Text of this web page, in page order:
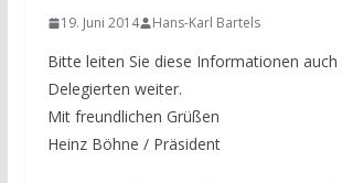
19. Juni 2014 Hans-Karl Bartels
Bitte leiten Sie diese Informationen auch
Delegierten weiter.
Mit freundlichen Grüßen
Heinz Böhne / Präsident